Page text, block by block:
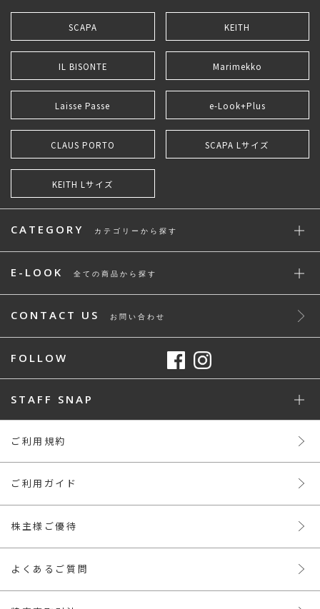
SCAPA KEITH
IL BISONTE Marimekko
Laisse Passe e-Look+Plus
CLAUS PORTO SCAPA Lサイズ
KEITH Lサイズ
CATEGORY カテゴリーから探す
E-LOOK 全ての商品から探す
CONTACT US お問い合わせ
FOLLOW
STAFF SNAP
ご利用規約
ご利用ガイド
株主様ご優待
よくあるご質問